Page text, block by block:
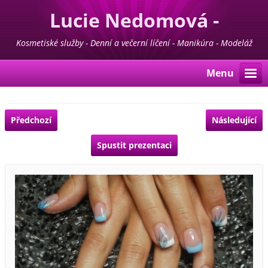
Lucie Nedomová -
Kosmetika - Manikúra -
Pedikúra
Kosmetiské služby - Denní a večerní líčení - Manikúra - Modeláž
nehtů - Pedikúra - Depilace - Prodej kosmetiky For Life & Madaga
Menu
Předchozí Následující
Spustit prezentaci